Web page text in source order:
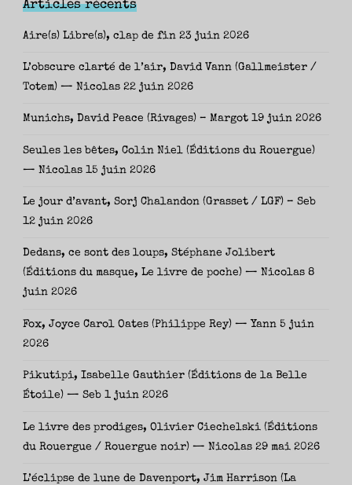
Articles récents
Aire(s) Libre(s), clap de fin 23 juin 2026
L’obscure clarté de l’air, David Vann (Gallmeister /
Totem) — Nicolas 22 juin 2026
Munichs, David Peace (Rivages) – Margot 19 juin 2026
Seules les bêtes, Colin Niel (Éditions du Rouergue)
— Nicolas 15 juin 2026
Le jour d’avant, Sorj Chalandon (Grasset / LGF) – Seb
12 juin 2026
Dedans, ce sont des loups, Stéphane Jolibert
(Éditions du masque, Le livre de poche) — Nicolas 8
juin 2026
Fox, Joyce Carol Oates (Philippe Rey) — Yann 5 juin
2026
Pikutipi, Isabelle Gauthier (Éditions de la Belle
Étoile) — Seb 1 juin 2026
Le livre des prodiges, Olivier Ciechelski (Éditions
du Rouergue / Rouergue noir) — Nicolas 29 mai 2026
L’éclipse de lune de Davenport, Jim Harrison (La